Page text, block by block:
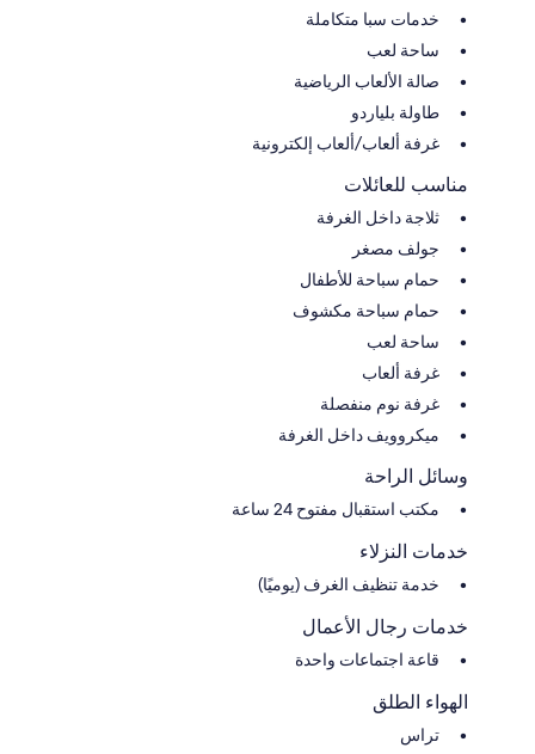
خدمات سبا متكاملة
ساحة لعب
صالة الألعاب الرياضية
طاولة بلياردو
غرفة ألعاب/ألعاب إلكترونية
مناسب للعائلات
ثلاجة داخل الغرفة
جولف مصغر
حمام سباحة للأطفال
حمام سباحة مكشوف
ساحة لعب
غرفة ألعاب
غرفة نوم منفصلة
ميكروويف داخل الغرفة
وسائل الراحة
مكتب استقبال مفتوح 24 ساعة
خدمات النزلاء
خدمة تنظيف الغرف (يوميًا)
خدمات رجال الأعمال
قاعة اجتماعات واحدة
الهواء الطلق
تراس